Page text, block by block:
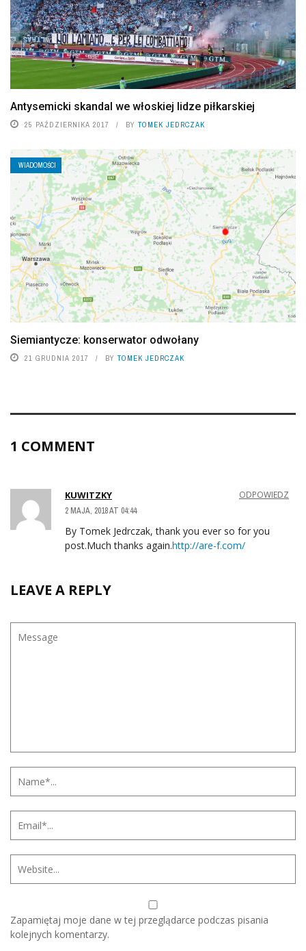
Antysemicki skandal we włoskiej lidze piłkarskiej
25 PAŹDZIERNIKA 2017 BY TOMEK JEDRCZAK
WIADOMOŚCI
Siemiantycze: konserwator odwołany
21 GRUDNIA 2017 BY TOMEK JEDRCZAK
1 COMMENT
KUWITZKY
2 MAJA, 2018 AT 04:44
ODPOWIEDZ
By Tomek Jedrczak, thank you ever so for you
post.Much thanks again.http://are-f.com/
LEAVE A REPLY
Zapamiętaj moje dane w tej przeglądarce podczas pisania
kolejnych komentarzy.